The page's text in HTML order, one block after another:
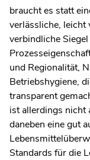
braucht es statt
verlässliche,
verbindliche
und Regionalität,
Betriebshygiene,
transparent
ist allerdings nicht
daneben eine gut
Standards für die